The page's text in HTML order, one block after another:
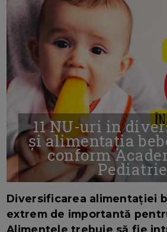
11 NU-uri in
și alimentația
conform
Pediatrie
Diversificarea alimentației
extrem de importantă
Alimentele trebuie să fie